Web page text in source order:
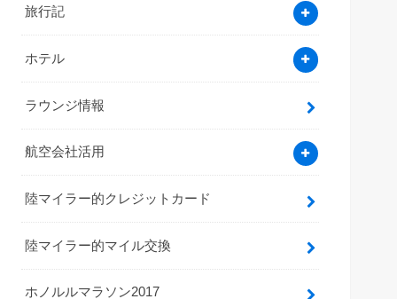
旅行記
ホテル
ラウンジ情報
航空会社活用
陸マイラー的クレジットカード
陸マイラー的マイル交換
ホノルルマラソン2017